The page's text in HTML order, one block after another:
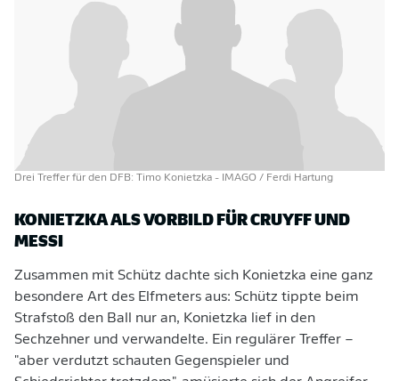
Drei Treffer für den DFB: Timo Konietzka - IMAGO / Ferdi Hartung
KONIETZKA ALS VORBILD FÜR CRUYFF UND
MESSI
Zusammen mit Schütz dachte sich Konietzka eine ganz
besondere Art des Elfmeters aus: Schütz tippte beim
Strafstoß den Ball nur an, Konietzka lief in den
Sechzehner und verwandelte. Ein regulärer Treffer –
"aber verdutzt schauten Gegenspieler und